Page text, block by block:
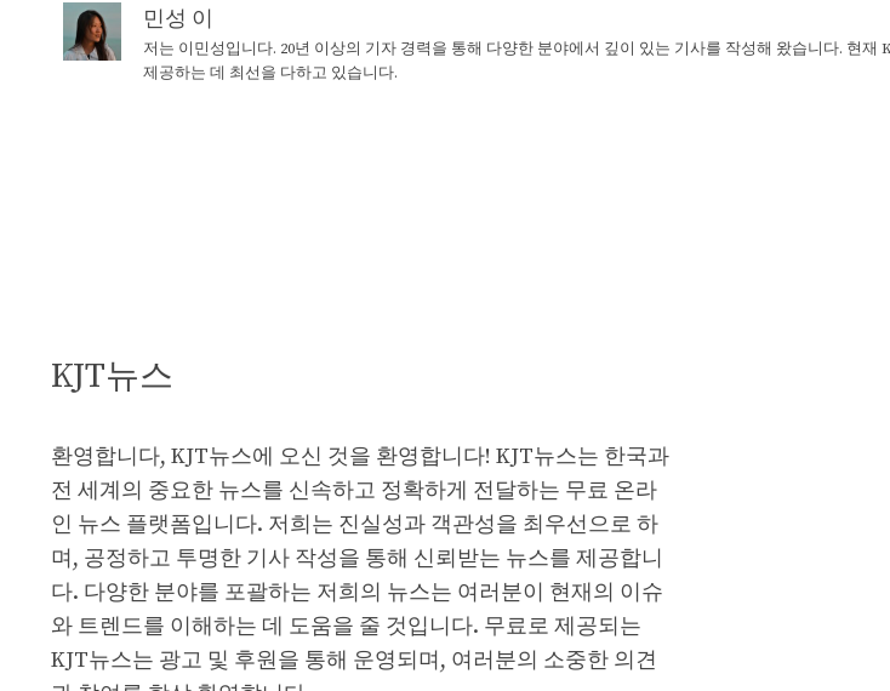
민성 이
저는 이민성입니다. 20년 이상의 기자 경력을 통해 다양한 분야에서 깊이 있는 기사를 작성해 왔습니다. 현재
제공하는 데 최선을 다하고 있습니다.
KJT뉴스
환영합니다, KJT뉴스에 오신 것을 환영합니다! KJT뉴스는 한국과
전 세계의 중요한 뉴스를 신속하고 정확하게 전달하는 무료 온라
인 뉴스 플랫폼입니다. 저희는 진실성과 객관성을 최우선으로 하
며, 공정하고 투명한 기사 작성을 통해 신뢰받는 뉴스를 제공합니
다. 다양한 분야를 포괄하는 저희의 뉴스는 여러분이 현재의 이슈
와 트렌드를 이해하는 데 도움을 줄 것입니다. 무료로 제공되는
KJT뉴스는 광고 및 후원을 통해 운영되며, 여러분의 소중한 의견